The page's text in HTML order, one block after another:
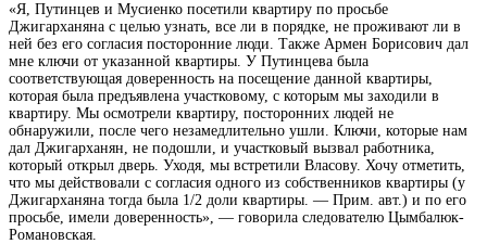
«Я, Путинцев и Мусиенко посетили квартиру по просьбе
Джигарханяна с целью узнать, все ли в порядке, не проживают ли в
ней без его согласия посторонние люди. Также Армен Борисович дал
мне ключи от указанной квартиры. У Путинцева была
соответствующая доверенность на посещение данной квартиры,
которая была предъявлена участковому, с которым мы заходили в
квартиру. Мы осмотрели квартиру, посторонних людей не
обнаружили, после чего незамедлительно ушли. Ключи, которые нам
дал Джигарханян, не подошли, и участковый вызвал работника,
который открыл дверь. Уходя, мы встретили Власову. Хочу отметить,
что мы действовали с согласия одного из собственников квартиры (у
Джигарханяна тогда была 1/2 доли квартиры. — Прим. авт.) и по его
просьбе, имели доверенность», — говорила следователю Цымбалюк-
Романовская.